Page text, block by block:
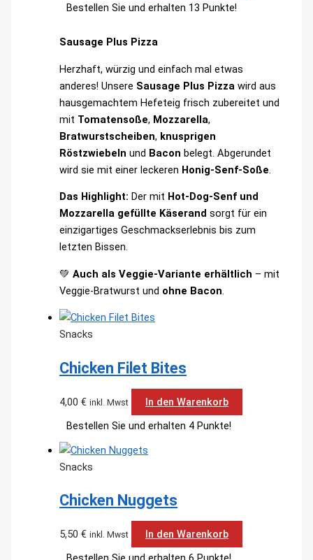
Bestellen Sie und erhalten 13 Punkte!
Sausage Plus Pizza
Herzhaft, würzig und einfach mal etwas
anderes! Unsere Sausage Plus Pizza wird aus
hausgemachtem Hefeteig frisch zubereitet und
mit Tomatensoße, Mozzarella,
Bratwurstscheiben, knusprigen
Röstzwiebeln und Bacon belegt. Abgerundet
wird sie mit einer leckeren Honig-Senf-Soße.
Das Highlight: Der mit Hot-Dog-Senf und
Mozzarella gefüllte Käserand sorgt für ein
einzigartiges Geschmackserlebnis bis zum
letzten Bissen.
💚Auch als Veggie-Variante erhältlich – mit
Veggie-Bratwurst und ohne Bacon.
Snacks
Chicken Filet Bites
4,00€ inkl. Mwst
In den Warenkorb
Bestellen Sie und erhalten 4 Punkte!
Snacks
Chicken Nuggets
5,50€ inkl. Mwst
In den Warenkorb